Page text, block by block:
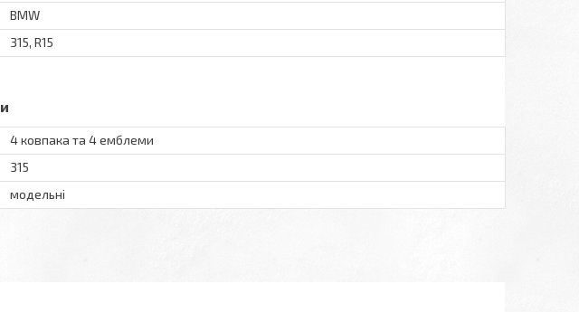
BMW
315, R15
4 ковпака та 4 емблеми
315
модельні